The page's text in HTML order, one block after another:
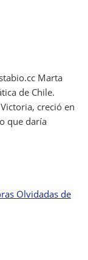
Marta
de Chile.
creció en
que daría
Olvidadas de